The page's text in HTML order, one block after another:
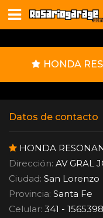
HONDA
Datos de contacto
HONDA
Dirección: AV GRAL
Ciudad: San Lorenzo
Provincia: Santa Fe
Celular: 341 -